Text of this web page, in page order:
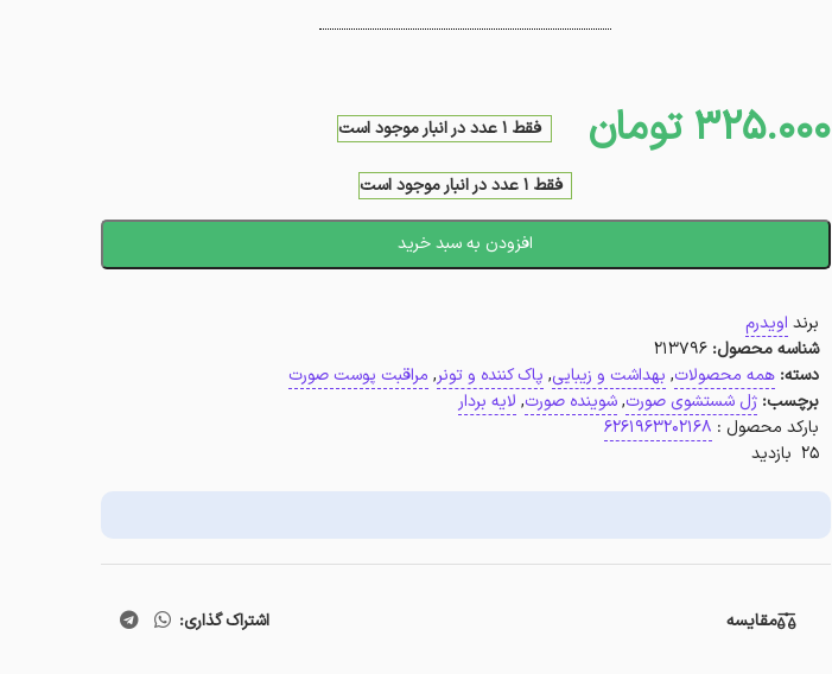
325.000 تومان فقط 1 عدد در انبار موجود است
فقط 1 عدد در انبار موجود است
افزودن به سبد خرید
برند اویدرم
شناسه محصول:213796
دسته: همه محصولات, بهداشت و زیبایی, پاک کننده و تونر, مراقبت پوست صورت
برچسب: ژل شستشوی صورت, شوینده صورت, لایه بردار
بارکد محصول : 6261963202168
25 بازدید
مقایسه اشتراک گذاری: